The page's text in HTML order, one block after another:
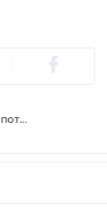
Гроші з робочого рахунку ФОП на власні потреби